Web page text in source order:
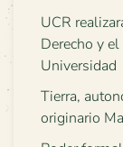
UCR
Derecho y
Universidad
Tierra,
originario